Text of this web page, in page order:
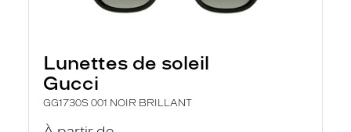
Lunettes de soleil
Gucci
GG1730S 001 NOIR BRILLANT